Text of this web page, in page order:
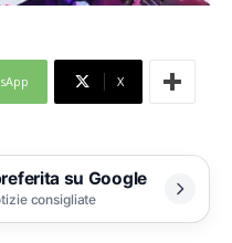
X
su Google
consigliate